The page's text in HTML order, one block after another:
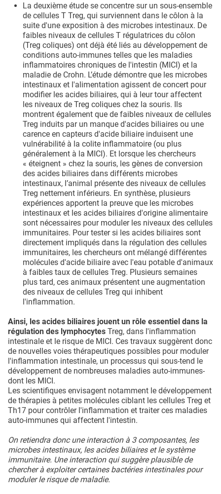
La deuxième étude se concentre sur un sous-ensemble
de cellules T Treg, qui surviennent dans le côlon à la
suite d'une exposition à des microbes intestinaux. De
faibles niveaux de cellules T régulatrices du côlon
(Treg coliques) ont déjà été liés au développement de
conditions auto-immunes telles que les maladies
inflammatoires chroniques de l'intestin (MICI) et la
maladie de Crohn. L’étude démontre que les microbes
intestinaux et l'alimentation agissent de concert pour
modifier les acides biliaires, qui à leur tour affectent
les niveaux de Treg coliques chez la souris. Ils
montrent également que de faibles niveaux de cellules
Treg induits par un manque d'acides biliaires ou une
carence en capteurs d'acide biliaire induisent une
vulnérabilité à la colite inflammatoire (ou plus
généralement à la MICI). Et lorsque les chercheurs
« éteignent » chez la souris, les gènes de conversion
des acides biliaires dans différents microbes
intestinaux, l’animal présente des niveaux de cellules
Treg nettement inférieurs. En synthèse, plusieurs
expériences apportent la preuve que les microbes
intestinaux et les acides biliaires d'origine alimentaire
sont nécessaires pour moduler les niveaux des cellules
immunitaires. Pour tester si les acides biliaires sont
directement impliqués dans la régulation des cellules
immunitaires, les chercheurs ont mélangé différentes
molécules d'acide biliaire avec l'eau potable d'animaux
à faibles taux de cellules Treg. Plusieurs semaines
plus tard, ces animaux présentent une augmentation
des niveaux de cellules Treg qui inhibent
l'inflammation.
Ainsi, les acides biliaires jouent un rôle essentiel dans la
régulation des lymphocytes Treg, dans l'inflammation
intestinale et le risque de MICI. Ces travaux suggèrent donc
de nouvelles voies thérapeutiques possibles pour moduler
l'inflammation intestinale, un processus qui sous-tend le
développement de nombreuses maladies auto-immunes-
dont les MICI.
Les scientifiques envisagent notamment le développement
de thérapies à petites molécules ciblant les cellules Treg et
Th17 pour contrôler l'inflammation et traiter ces maladies
auto-immunes qui affectent l'intestin.
On retiendra donc une interaction à 3 composantes, les
microbes intestinaux, les acides biliaires et le système
immunitaire. Une interaction qui suggère plausible de
chercher à exploiter certaines bactéries intestinales pour
moduler le risque de maladie.